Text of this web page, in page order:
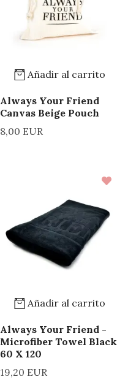
Añadir al carrito
Always Your Friend
Canvas Beige Pouch
8,00 EUR
Añadir al carrito
Always Your Friend -
Microfiber Towel Black
60 X 120
19,20 EUR